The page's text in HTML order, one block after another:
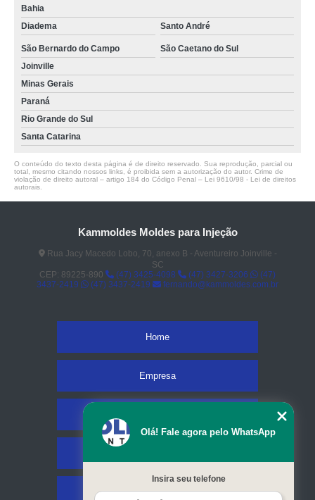
Bahia
Diadema
Santo André
São Bernardo do Campo
São Caetano do Sul
Joinville
Minas Gerais
Paraná
Rio Grande do Sul
Santa Catarina
O conteúdo do texto desta página é de direito reservado. Sua reprodução, parcial ou
total, mesmo citando nossos links, é proibida sem a autorização do autor. Crime de
violação de direito autoral – artigo 184 do Código Penal – Lei 9610/98 - Lei de direitos
autorais
Kammoldes Moldes para Injeção
Rua Jacy Macedo Lobo, 70, anexo B - Aventureiro Joinville -
SC
CEP: 89225-890
(47) 3425-4098 (47) 3427-3206
(47)
3437-2419
(47) 3437-2419 fernando@kammoldes.com.br
Home
Empresa
Contato
Olá! Fale agora pelo WhatsApp
Insira seu telefone